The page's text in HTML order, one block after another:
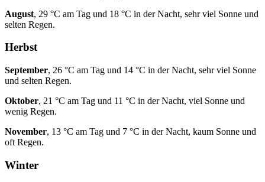
August, 29 °C am Tag und 18 °C in der Nacht, sehr viel Sonne und
selten Regen.
Herbst
September, 26 °C am Tag und 14 °C in der Nacht, sehr viel Sonne
und selten Regen.
Oktober, 21 °C am Tag und 11 °C in der Nacht, viel Sonne und
wenig Regen.
November, 13 °C am Tag und 7 °C in der Nacht, kaum Sonne und
oft Regen.
Winter